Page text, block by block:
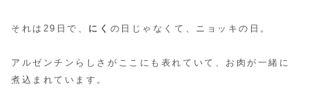
それは29日で、 にく の日じゃなくて、ニョッキの日。
アルゼンチンらしさがここにも表れていて、お肉が一緒に
煮込まれています。